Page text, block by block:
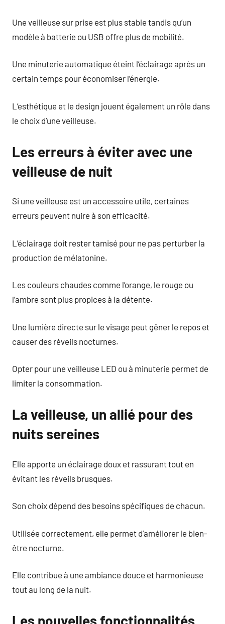
Une veilleuse sur prise est plus stable tandis qu’un
modèle à batterie ou USB offre plus de mobilité.
Une minuterie automatique éteint l’éclairage après un
certain temps pour économiser l’énergie.
L’esthétique et le design jouent également un rôle dans
le choix d’une veilleuse.
Les erreurs à éviter avec une
veilleuse de nuit
Si une veilleuse est un accessoire utile, certaines
erreurs peuvent nuire à son efficacité.
L’éclairage doit rester tamisé pour ne pas perturber la
production de mélatonine.
Les couleurs chaudes comme l’orange, le rouge ou
l’ambre sont plus propices à la détente.
Une lumière directe sur le visage peut gêner le repos et
causer des réveils nocturnes.
Opter pour une veilleuse LED ou à minuterie permet de
limiter la consommation.
La veilleuse, un allié pour des
nuits sereines
Elle apporte un éclairage doux et rassurant tout en
évitant les réveils brusques.
Son choix dépend des besoins spécifiques de chacun.
Utilisée correctement, elle permet d’améliorer le bien-
être nocturne.
Elle contribue à une ambiance douce et harmonieuse
tout au long de la nuit.
Les nouvelles fonctionnalités